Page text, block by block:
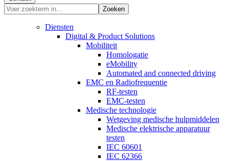
Zoeken
Diensten
Digital & Product Solutions
Mobiliteit
Homologatie
eMobility
Automated and connected driving
EMC en Radiofrequentie
RF-testen
EMC-testen
Medische technologie
Wetgeving medische hulpmiddelen
Medische elektrische apparatuur
testen
IEC 60601
IEC 62366